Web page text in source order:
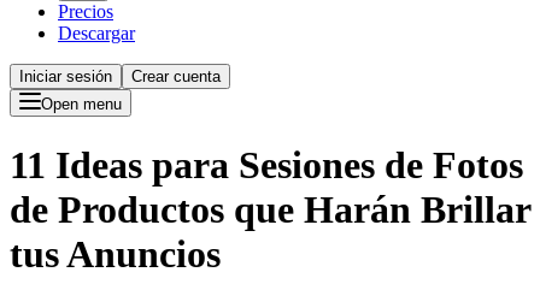
Precios
Descargar
Iniciar sesión
Crear cuenta
Open menu
11 Ideas para Sesiones de Fotos
de Productos que Harán Brillar
tus Anuncios